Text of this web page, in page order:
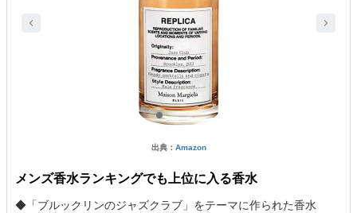
出典： Amazon
メンズ香水ランキングでも上位に入る香水
◆「ブルックリンのジャズクラブ」をテーマに作られた香水